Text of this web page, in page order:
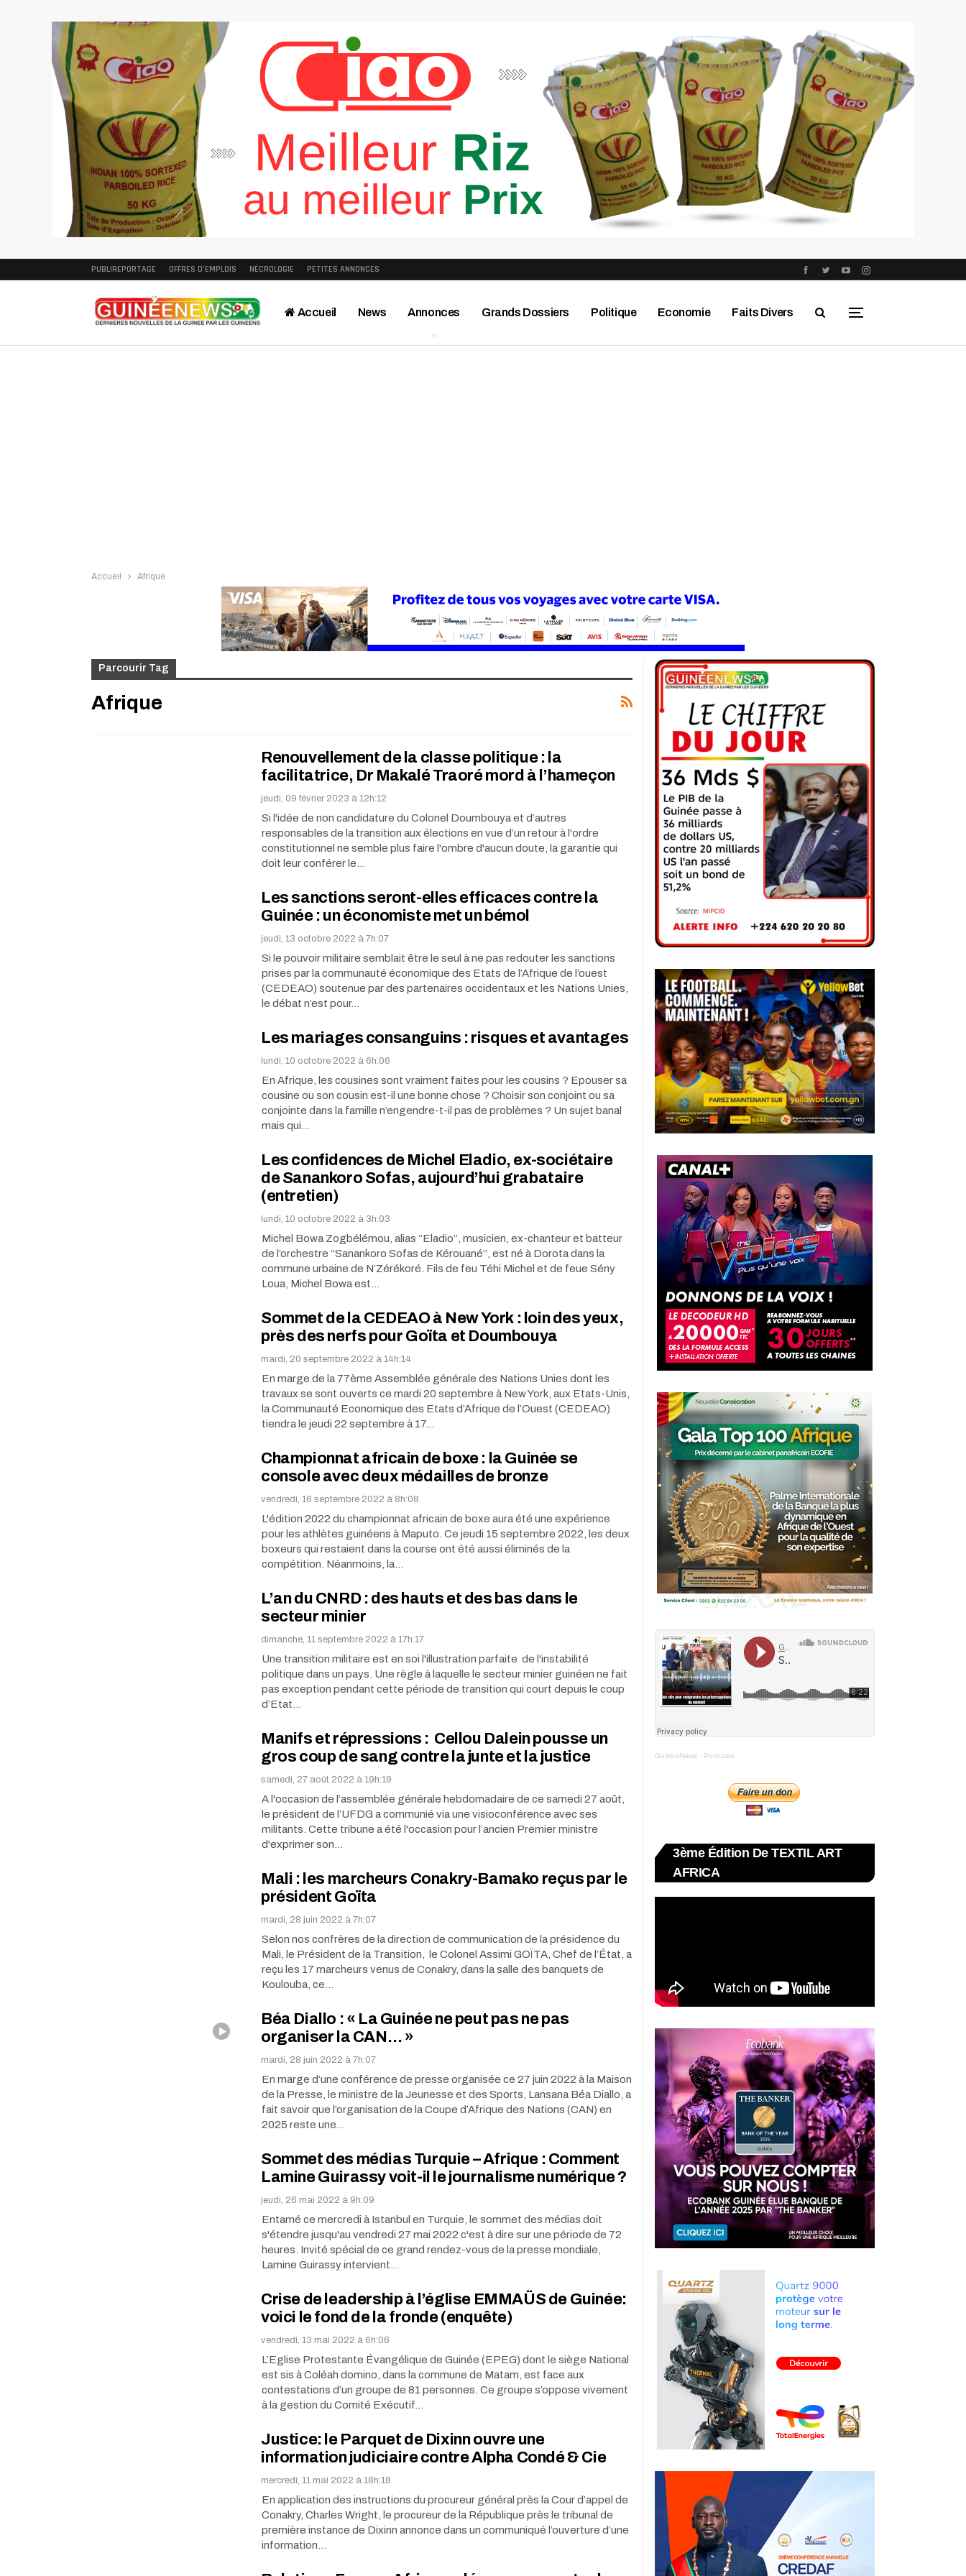
PUBLIREPORTAGE OFFRES D’EMPLOIS NÉCROLOGIE PETITES ANNONCES
Accueil News Annonces Grands Dossiers Politique Economie Faits Divers
Accueil Afrique
Parcourir Tag
Afrique
Renouvellement de la classe politique : la
facilitatrice, Dr Makalé Traoré mord à l’hameçon
jeudi, 09 février 2023 à 12h:12
Si l'idée de non candidature du Colonel Doumbouya et d’autres
responsables de la transition aux élections en vue d’un retour à l'ordre
constitutionnel ne semble plus faire l'ombre d'aucun doute, la garantie qui
doit leur conférer le…
Les sanctions seront-elles efficaces contre la
Guinée : un économiste met un bémol
jeudi, 13 octobre 2022 à 7h:07
Si le pouvoir militaire semblait être le seul à ne pas redouter les sanctions
prises par la communauté économique des Etats de l’Afrique de l’ouest
(CEDEAO) soutenue par des partenaires occidentaux et les Nations Unies,
le débat n’est pour…
Les mariages consanguins : risques et avantages
lundi, 10 octobre 2022 à 6h:06
En Afrique, les cousines sont vraiment faites pour les cousins ? Epouser sa
cousine ou son cousin est-il une bonne chose ? Choisir son conjoint ou sa
conjointe dans la famille n’engendre-t-il pas de problèmes ? Un sujet banal
mais qui…
Les confidences de Michel Eladio, ex-sociétaire
de Sanankoro Sofas, aujourd’hui grabataire
(entretien)
lundi, 10 octobre 2022 à 3h:03
Michel Bowa Zogbélémou, alias ‘’Eladio’’, musicien, ex-chanteur et batteur
de l’orchestre ‘’Sanankoro Sofas de Kérouané’’, est né à Dorota dans la
commune urbaine de N’Zérékoré. Fils de feu Téhi Michel et de feue Sény
Loua, Michel Bowa est…
Sommet de la CEDEAO à New York : loin des yeux,
près des nerfs pour Goïta et Doumbouya
mardi, 20 septembre 2022 à 14h:14
En marge de la 77ème Assemblée générale des Nations Unies dont les
travaux se sont ouverts ce mardi 20 septembre à New York, aux Etats-Unis,
la Communauté Economique des Etats d’Afrique de l’Ouest (CEDEAO)
tiendra le jeudi 22 septembre à 17…
Championnat africain de boxe : la Guinée se
console avec deux médailles de bronze
vendredi, 16 septembre 2022 à 8h:08
L'édition 2022 du championnat africain de boxe aura été une expérience
pour les athlètes guinéens à Maputo. Ce jeudi 15 septembre 2022, les deux
boxeurs qui restaient dans la course ont été aussi éliminés de la
compétition. Néanmoins, la…
L’an du CNRD : des hauts et des bas dans le
secteur minier
dimanche, 11 septembre 2022 à 17h:17
Une transition militaire est en soi l'illustration parfaite de l'instabilité
politique dans un pays. Une règle à laquelle le secteur minier guinéen ne fait
pas exception pendant cette période de transition qui court depuis le coup
d’Etat…
Manifs et répressions : Cellou Dalein pousse un
gros coup de sang contre la junte et la justice
samedi, 27 août 2022 à 19h:19
A l'occasion de l’assemblée générale hebdomadaire de ce samedi 27 août,
le président de l’UFDG a communié via une visioconférence avec ses
militants. Cette tribune a été l'occasion pour l’ancien Premier ministre
d'exprimer son…
Mali : les marcheurs Conakry-Bamako reçus par le
président Goïta
mardi, 28 juin 2022 à 7h:07
Selon nos confrères de la direction de communication de la présidence du
Mali, le Président de la Transition, le Colonel Assimi GOÏTA, Chef de l’État, a
reçu les 17 marcheurs venus de Conakry, dans la salle des banquets de
Koulouba, ce…
Béa Diallo : « La Guinée ne peut pas ne pas
organiser la CAN… »
mardi, 28 juin 2022 à 7h:07
En marge d’une conférence de presse organisée ce 27 juin 2022 à la Maison
de la Presse, le ministre de la Jeunesse et des Sports, Lansana Béa Diallo, a
fait savoir que l’organisation de la Coupe d’Afrique des Nations (CAN) en
2025 reste une…
Sommet des médias Turquie – Afrique : Comment
Lamine Guirassy voit-il le journalisme numérique ?
jeudi, 26 mai 2022 à 9h:09
Entamé ce mercredi à Istanbul en Turquie, le sommet des médias doit
s'étendre jusqu'au vendredi 27 mai 2022 c'est à dire sur une période de 72
heures. Invité spécial de ce grand rendez-vous de la presse mondiale,
Lamine Guirassy intervient…
Crise de leadership à l’église EMMAÜS de Guinée:
voici le fond de la fronde (enquête)
vendredi, 13 mai 2022 à 6h:06
L’Eglise Protestante Évangélique de Guinée (EPEG) dont le siège National
est sis à Coléah domino, dans la commune de Matam, est face aux
contestations d’un groupe de 81 personnes. Ce groupe s’oppose vivement
à la gestion du Comité Exécutif…
Justice: le Parquet de Dixinn ouvre une
information judiciaire contre Alpha Condé & Cie
mercredi, 11 mai 2022 à 18h:18
En application des instructions du procureur général près la Cour d’appel de
Conakry, Charles Wright, le procureur de la République près le tribunal de
première instance de Dixinn annonce dans un communiqué l’ouverture d’une
information…
GuineeNews · Podcasts
3ème Édition De TEXTIL ART
AFRICA